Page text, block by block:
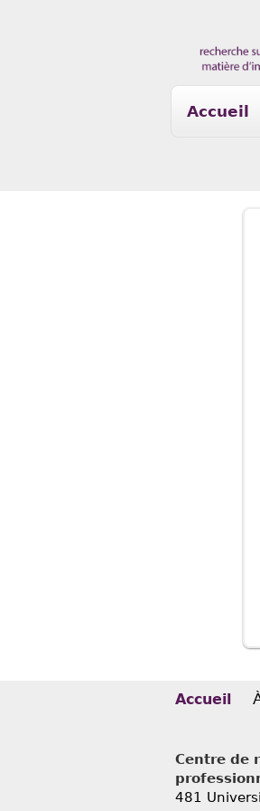
Accueil
Accueil
Centre de
481